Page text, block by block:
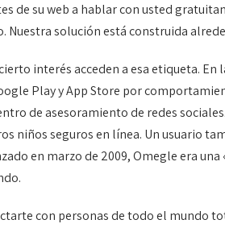
su web a hablar con usted
solución está construida
interés acceden a esa etiqueta. En
Play y App Store por
de asesoramiento de redes
niños seguros en línea. Un usuario
en marzo de 2009, Omegle era
con personas de todo el mundo